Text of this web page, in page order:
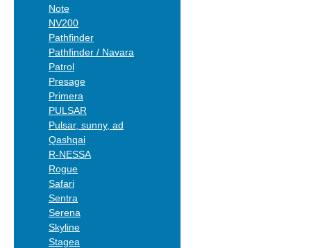
Note
NV200
Pathfinder
Pathfinder / Navara
Patrol
Presage
Primera
PULSAR
Pulsar, sunny, ad
Qashqai
R-NESSA
Rogue
Safari
Sentra
Serena
Skyline
Stagea